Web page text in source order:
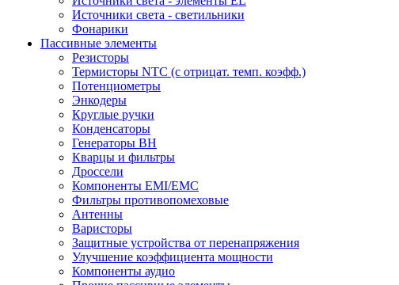
Источники света - светильники
Фонарики
Пассивные элементы
Резисторы
Термисторы NTC (с отрицат. темп. коэфф.)
Потенциометры
Энкодеры
Круглые ручки
Конденсаторы
Генераторы ВН
Кварцы и фильтры
Дроссели
Компоненты EMI/EMC
Фильтры противопомеховые
Антенны
Варисторы
Защитные устройства от перенапряжения
Улучшение коэффициента мощности
Компоненты аудио